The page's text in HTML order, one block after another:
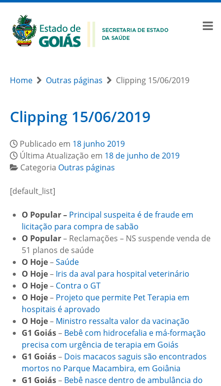
Home Outras páginas Clipping 15/06/2019
Clipping 15/06/2019
Publicado em 18 junho 2019
Última Atualização em 18 de junho de 2019
Categoria Outras páginas
[default_list]
O Popular – Principal suspeita é de fraude em
licitação para compra de sabão
O Popular– Reclamações – NS suspende venda de
51 planos de saúde
O Hoje–Saúde
O Hoje– Iris da aval para hospital veterinário
O Hoje– Contra o GT
O Hoje– Projeto que permite Pet Terapia em
hospitais é aprovado
O Hoje– Ministro ressalta valor da vacinação
G1 Goiás– Bebê com hidrocefalia e má-formação
precisa com urgência de terapia em Goiás
G1 Goiás– Dois macacos saguis são encontrados
mortos no Parque Macambira, em Goiânia
G1 Goiás– Bebê nasce dentro de ambulância do